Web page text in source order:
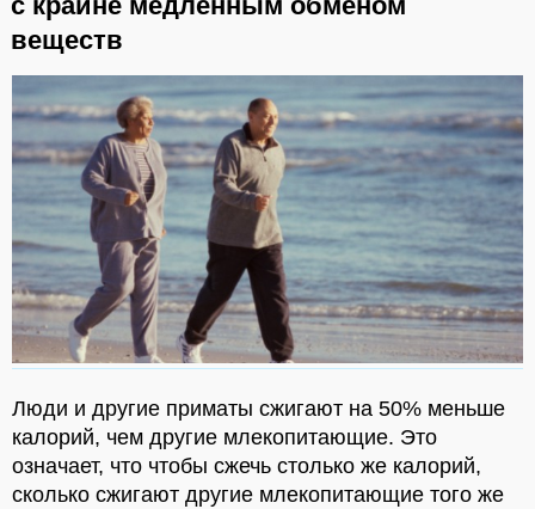
веществ
Люди и другие приматы сжигают на 50% меньше
калорий, чем другие млекопитающие. Это
означает, что чтобы сжечь столько же калорий,
сколько сжигают другие млекопитающие того же